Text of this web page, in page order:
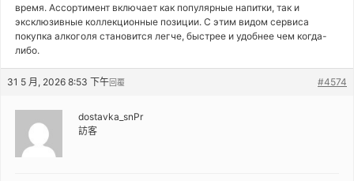
время. Ассортимент включает как популярные напитки, так и
эксклюзивные коллекционные позиции. С этим видом сервиса
покупка алкоголя становится легче, быстрее и удобнее чем когда-
либо.
31 5 月, 2026 8:53 下午 #4574
回覆
dostavka_snPr
訪客